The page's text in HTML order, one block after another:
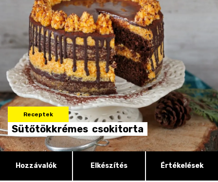
Receptek
Sütőtökkrémes csokitorta
Hozzávalók Elkészítés Értékelések